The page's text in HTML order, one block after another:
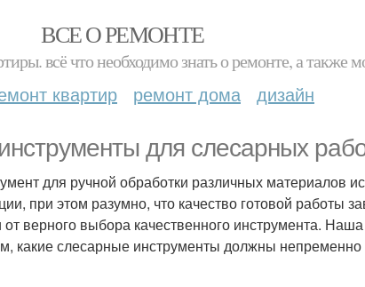
ВСЕ О РЕМОНТЕ
всё что необходимо знать о ремонте, а
квартир ремонт дома дизайн
для слесарных
для ручной обработки различных материалов
при этом разумно, что качество готовой работы
от верного выбора качественного инструмента.
какие слесарные инструменты должны